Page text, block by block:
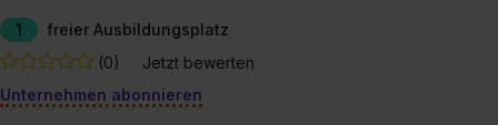
1
freier Ausbildungsplatz
(0)
Jetzt bewerten
Unternehmen abonnieren